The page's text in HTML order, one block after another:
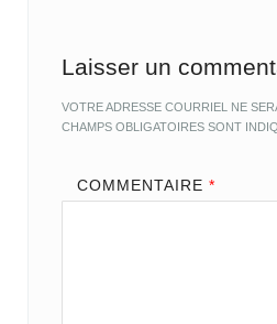
Laisser un
VOTRE ADRESSE COURRIEL NE
CHAMPS OBLIGATOIRES SONT
COMMENTAIRE *